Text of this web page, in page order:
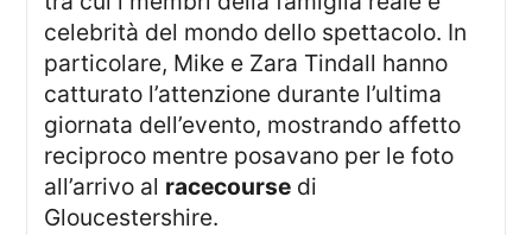
celebrità del mondo dello spettacolo. In
particolare, Mike e Zara Tindall hanno
catturato l’attenzione durante l’ultima
giornata dell’evento, mostrando affetto
reciproco mentre posavano per le foto
all’arrivo al racecourse di
Gloucestershire.